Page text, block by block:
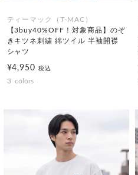
ティーマック（T-MAC）
【3buy40%OFF！対象商品】のぞ
きキツネ刺繍 綿ツイル 半袖開襟
シャツ
¥4,950税込
3 colors